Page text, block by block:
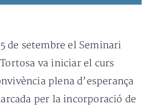
de setembre el Seminari
va iniciar el curs
plena d’esperança
per la incorporació de